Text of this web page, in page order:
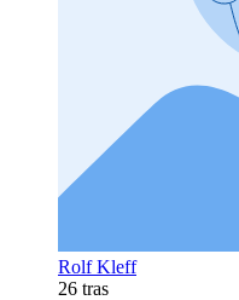
Rolf Kleff
26 tras